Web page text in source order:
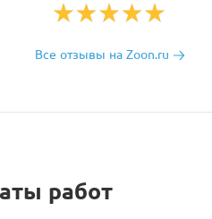
Все отзывы на Zoon.ru
работ